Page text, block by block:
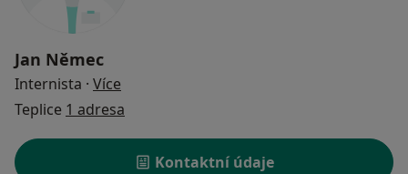
Jan Němec
Internista · Více
Teplice 1 adresa
Kontaktní údaje